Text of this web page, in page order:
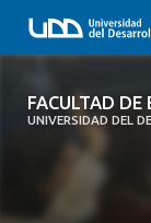
FACULTAD DE
UNIVERSIDAD DEL
FACULTAD DE